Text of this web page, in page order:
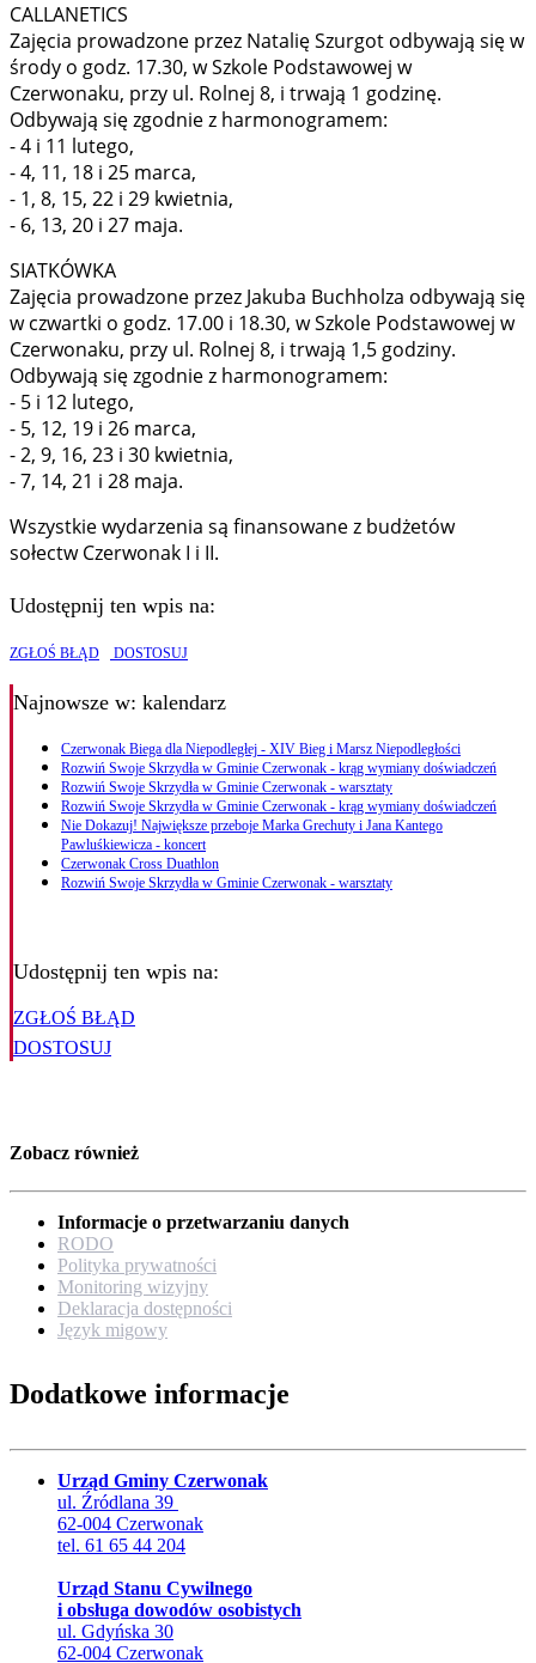
CALLANETICS
Zajęcia prowadzone przez Natalię Szurgot odbywają się w
środy o godz. 17.30, w Szkole Podstawowej w
Czerwonaku, przy ul. Rolnej 8, i trwają 1 godzinę.
Odbywają się zgodnie z harmonogramem:
- 4 i 11 lutego,
- 4, 11, 18 i 25 marca,
- 1, 8, 15, 22 i 29 kwietnia,
- 6, 13, 20 i 27 maja.
SIATKÓWKA
Zajęcia prowadzone przez Jakuba Buchholza odbywają się
w czwartki o godz. 17.00 i 18.30, w Szkole Podstawowej w
Czerwonaku, przy ul. Rolnej 8, i trwają 1,5 godziny.
Odbywają się zgodnie z harmonogramem:
- 5 i 12 lutego,
- 5, 12, 19 i 26 marca,
- 2, 9, 16, 23 i 30 kwietnia,
- 7, 14, 21 i 28 maja.
Wszystkie wydarzenia są finansowane z budżetów
sołectw Czerwonak I i II.
Udostępnij ten wpis na:
ZGŁOŚ BŁĄD DOSTOSUJ
Najnowsze w: kalendarz
Czerwonak Biega dla Niepodległej - XIV Bieg i Marsz Niepodległości
Rozwiń Swoje Skrzydła w Gminie Czerwonak - krąg wymiany doświadczeń
Rozwiń Swoje Skrzydła w Gminie Czerwonak - warsztaty
Rozwiń Swoje Skrzydła w Gminie Czerwonak - krąg wymiany doświadczeń
Nie Dokazuj! Największe przeboje Marka Grechuty i Jana Kantego
Pawluśkiewicza - koncert
Czerwonak Cross Duathlon
Rozwiń Swoje Skrzydła w Gminie Czerwonak - warsztaty
Udostępnij ten wpis na:
ZGŁOŚ BŁĄD
DOSTOSUJ
Zobacz również
Informacje o przetwarzaniu danych
RODO
Polityka prywatności
Monitoring wizyjny
Deklaracja dostępności
Język migowy
Dodatkowe informacje
Urząd Gminy Czerwonak
ul. Źródlana 39
62-004 Czerwonak
tel. 61 65 44 204
Urząd Stanu Cywilnego
i obsługa dowodów osobistych
ul. Gdyńska 30
62-004 Czerwonak